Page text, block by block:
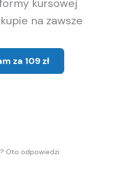
kursowej
na zawsze
za 109 zł
Oto odpowiedzi: